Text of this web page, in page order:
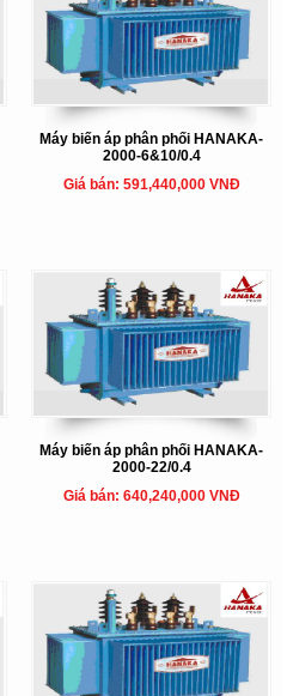
Máy biến áp phân phối HANAKA-
2000-6&10/0.4
Giá bán: 591,440,000 VNĐ
Máy biến áp phân phối HANAKA-
2000-22/0.4
Giá bán: 640,240,000 VNĐ